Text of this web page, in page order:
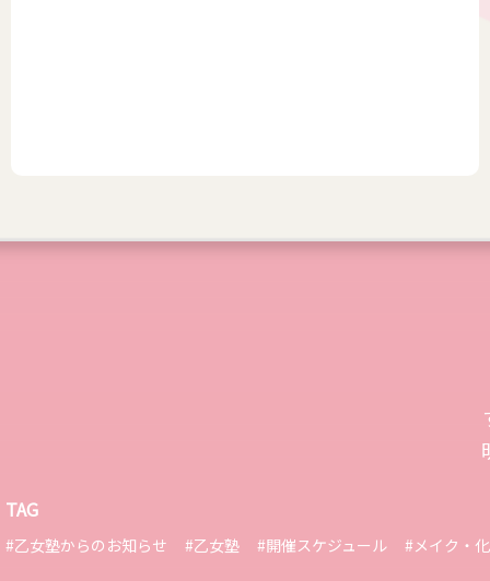
TAG
#乙女塾からのお知らせ #乙女塾 #開催スケジュール #メイク・